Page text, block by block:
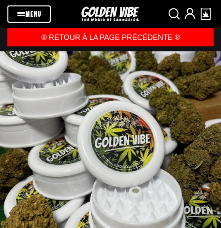
Passer au
contenuMENU
®️ RETOUR À LA PAGE PRÉCÉDENTE ®️